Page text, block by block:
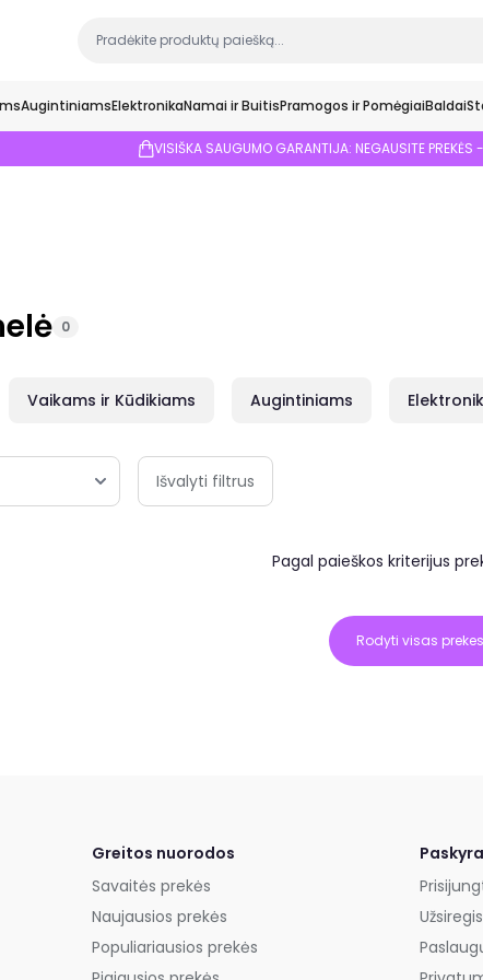
AugintiniamsElektronikaNamai ir BuitisPramogos ir PomėgiaiBaldai
VISIŠKA SAUGUMO GARANTIJA: NEGAUSITE PREKĖS
0
Vaikams ir Kūdikiams Augintiniams
Išvalyti filtrus
Pagal paieškos kriterijus
Rodyti visas prekes
Greitos nuorodos
Savaitės prekės
Naujausios prekės
Populiariausios prekės
Paskyra